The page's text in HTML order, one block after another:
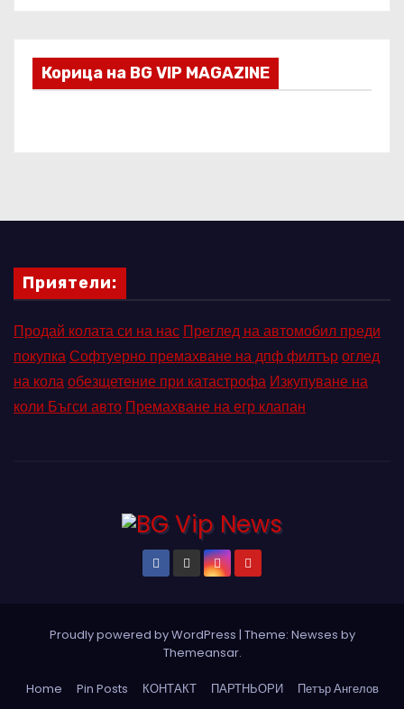
Корица на BG VIP MAGAZINE
Приятели:
Продай колата си на нас Преглед на автомобил преди
покупкаСофтуерно премахване на дпф филтъроглед
на колаобезщетение при катастрофа Изкупуване на
коли Бъгси авто Премахване на егр клапан
Proudly powered by WordPress | Theme: Newses by
Themeansar.
Home Pin Posts КОНТАКТ ПАРТНЬОРИ Петър Ангелов